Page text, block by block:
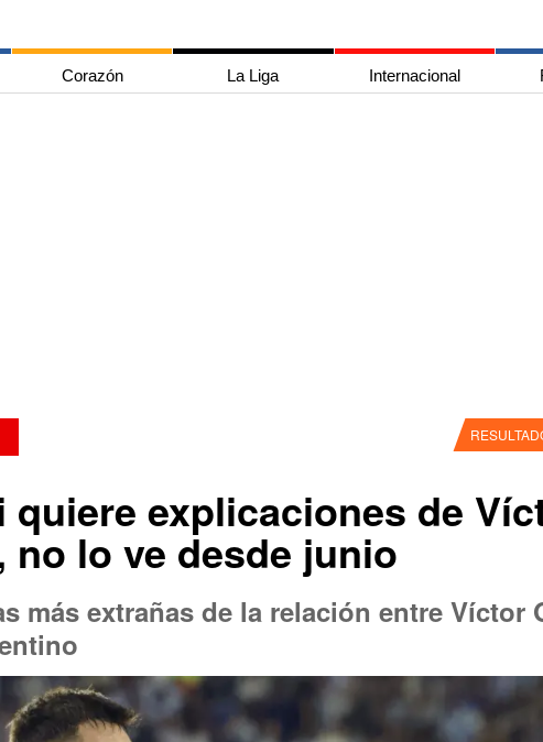
Corazón La Liga Internacional
quiere explicaciones de
no lo ve desde junio
más extrañas de la relación entre Víctor